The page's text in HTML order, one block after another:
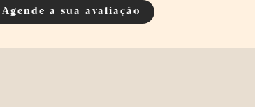
Agende a sua avaliação